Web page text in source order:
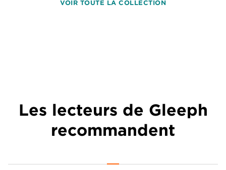
VOIR TOUTE LA COLLECTION
Les lecteurs de Gleeph
recommandent